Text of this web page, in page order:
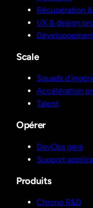
Récupération
UX & design
Scale
Squads
Accélération
Talent
Opérer
DevOps géré
Support
Produits
Chrono R&D